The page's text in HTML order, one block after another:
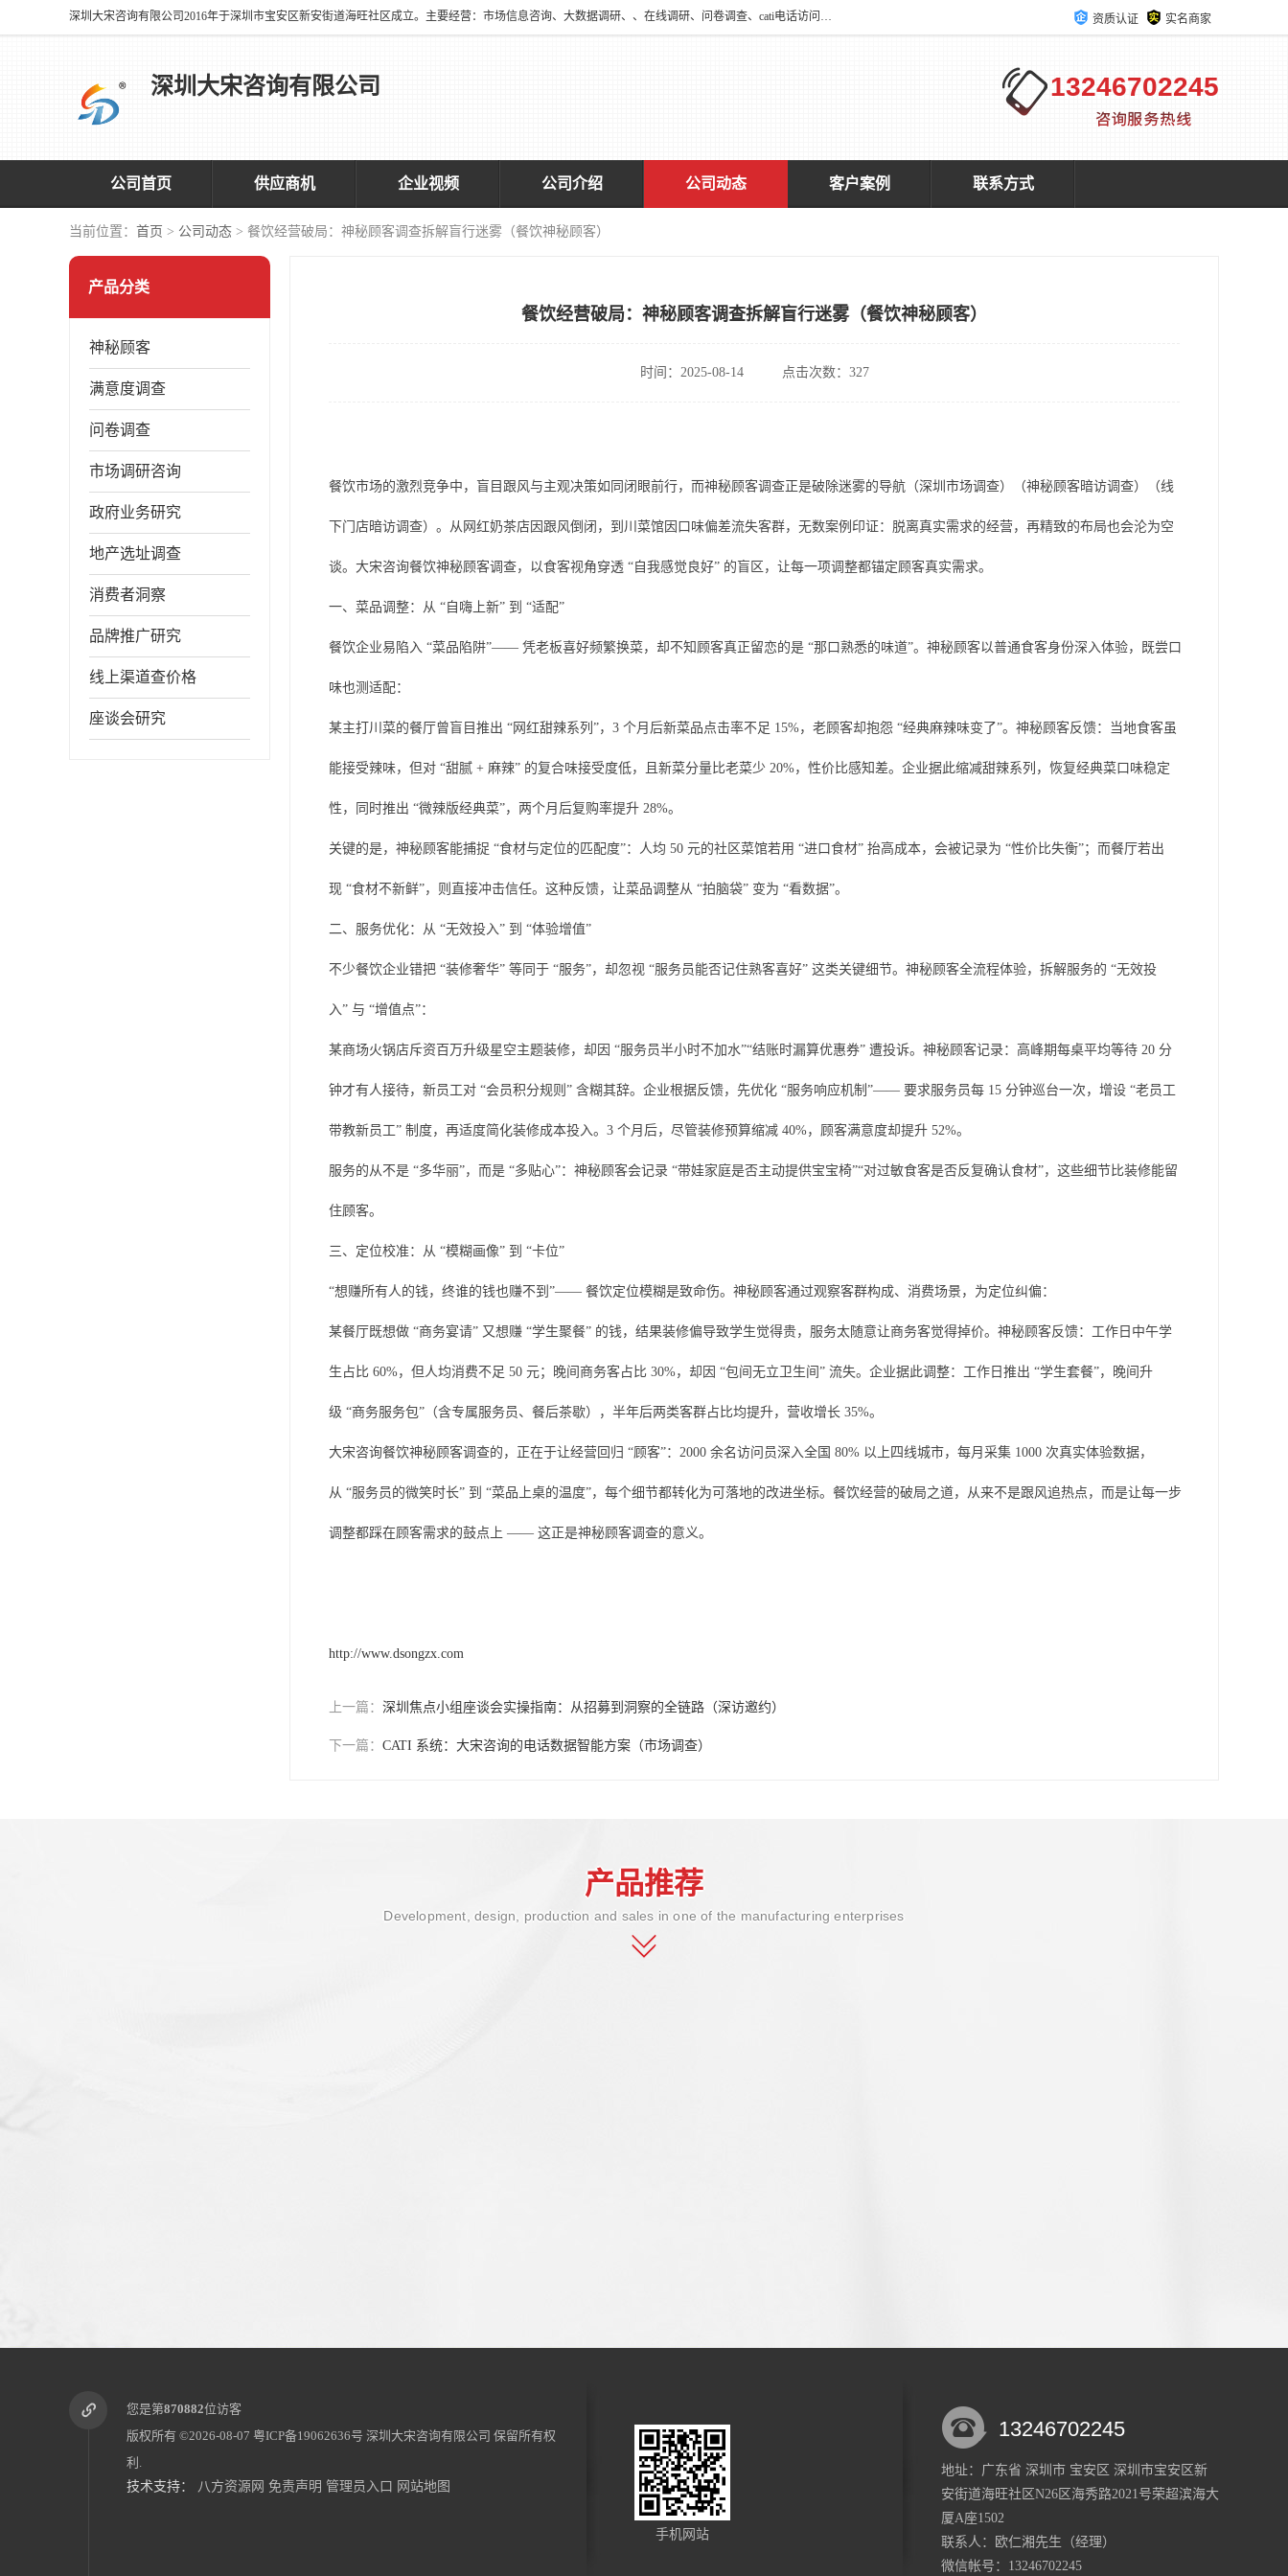
深圳大宋咨询有限公司2016年于深圳市宝安区新安街道海旺社区成立。主要经营：市场信息咨询、大数据调研、、在线调研、问卷调查、cati电话访问、神秘顾客调查、广告效果评估、消费者调查、大数据采集分析等，从事广告业务、国内贸易、数据采集、数据处理；公共文明测评。 资质认证 实名商家
深圳大宋咨询有限公司 13246702245
公司首页 供应商机 企业视频 公司介绍 公司动态 客户案例 联系方式
当前位置： 首页 > 公司动态 > 餐饮经营破局：神秘顾客调查拆解盲行迷雾（餐饮神秘顾客）
产品分类
神秘顾客
满意度调查
问卷调查
市场调研咨询
政府业务研究
地产选址调查
消费者洞察
品牌推广研究
线上渠道查价格
座谈会研究
餐饮经营破局：神秘顾客调查拆解盲行迷雾（餐饮神秘顾客）
时间：2025-08-14 点击次数：327
餐饮市场的激烈竞争中，盲目跟风与主观决策如同闭眼前行，而神秘顾客调查正是破除迷雾的导航（深圳市场调查）（神秘顾客暗访调查）（线
下门店暗访调查）。从网红奶茶店因跟风倒闭，到川菜馆因口味偏差流失客群，无数案例印证：脱离真实需求的经营，再精致的布局也会沦为空
谈。大宋咨询餐饮神秘顾客调查，以食客视角穿透 “自我感觉良好” 的盲区，让每一项调整都锚定顾客真实需求。
一、菜品调整：从 “自嗨上新” 到 “适配”
餐饮企业易陷入 “菜品陷阱”—— 凭老板喜好频繁换菜，却不知顾客真正留恋的是 “那口熟悉的味道”。神秘顾客以普通食客身份深入体验，既尝口
味也测适配：
某主打川菜的餐厅曾盲目推出 “网红甜辣系列”，3 个月后新菜品点击率不足 15%，老顾客却抱怨 “经典麻辣味变了”。神秘顾客反馈：当地食客虽
能接受辣味，但对 “甜腻 + 麻辣” 的复合味接受度低，且新菜分量比老菜少 20%，性价比感知差。企业据此缩减甜辣系列，恢复经典菜口味稳定
性，同时推出 “微辣版经典菜”，两个月后复购率提升 28%。
关键的是，神秘顾客能捕捉 “食材与定位的匹配度”：人均 50 元的社区菜馆若用 “进口食材” 抬高成本，会被记录为 “性价比失衡”；而餐厅若出
现 “食材不新鲜”，则直接冲击信任。这种反馈，让菜品调整从 “拍脑袋” 变为 “看数据”。
二、服务优化：从 “无效投入” 到 “体验增值”
不少餐饮企业错把 “装修奢华” 等同于 “服务”，却忽视 “服务员能否记住熟客喜好” 这类关键细节。神秘顾客全流程体验，拆解服务的 “无效投
入” 与 “增值点”：
某商场火锅店斥资百万升级星空主题装修，却因 “服务员半小时不加水”“结账时漏算优惠券” 遭投诉。神秘顾客记录：高峰期每桌平均等待 20 分
钟才有人接待，新员工对 “会员积分规则” 含糊其辞。企业根据反馈，先优化 “服务响应机制”—— 要求服务员每 15 分钟巡台一次，增设 “老员工
带教新员工” 制度，再适度简化装修成本投入。3 个月后，尽管装修预算缩减 40%，顾客满意度却提升 52%。
服务的从不是 “多华丽”，而是 “多贴心”：神秘顾客会记录 “带娃家庭是否主动提供宝宝椅”“对过敏食客是否反复确认食材”，这些细节比装修能留
住顾客。
三、定位校准：从 “模糊画像” 到 “卡位”
“想赚所有人的钱，终谁的钱也赚不到”—— 餐饮定位模糊是致命伤。神秘顾客通过观察客群构成、消费场景，为定位纠偏：
某餐厅既想做 “商务宴请” 又想赚 “学生聚餐” 的钱，结果装修偏导致学生觉得贵，服务太随意让商务客觉得掉价。神秘顾客反馈：工作日中午学
生占比 60%，但人均消费不足 50 元；晚间商务客占比 30%，却因 “包间无立卫生间” 流失。企业据此调整：工作日推出 “学生套餐”，晚间升
级 “商务服务包”（含专属服务员、餐后茶歇），半年后两类客群占比均提升，营收增长 35%。
大宋咨询餐饮神秘顾客调查的，正在于让经营回归 “顾客”：2000 余名访问员深入全国 80% 以上四线城市，每月采集 1000 次真实体验数据，
从 “服务员的微笑时长” 到 “菜品上桌的温度”，每个细节都转化为可落地的改进坐标。餐饮经营的破局之道，从来不是跟风追热点，而是让每一步
调整都踩在顾客需求的鼓点上 —— 这正是神秘顾客调查的意义。
http://www.dsongzx.com
上一篇： 深圳焦点小组座谈会实操指南：从招募到洞察的全链路（深访邀约）
下一篇： CATI 系统：大宋咨询的电话数据智能方案（市场调查）
产品推荐
Development, design, production and sales in one of the manufacturing enterprises
您是第870882位访客
版权所有 ©2026-08-07 粤ICP备19062636号 深圳大宋咨询有限公司 保留所有权
利.
技术支持： 八方资源网 免责声明 管理员入口 网站地图
手机网站
13246702245
地址：广东省 深圳市 宝安区 深圳市宝安区新
安街道海旺社区N26区海秀路2021号荣超滨海大
厦A座1502
联系人：欧仁湘 先生 （经理）
微信帐号：13246702245